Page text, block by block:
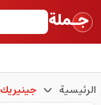
الرئيسية جينيريك